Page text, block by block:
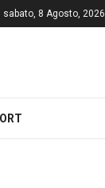
sabato, 8 Agosto, 2026